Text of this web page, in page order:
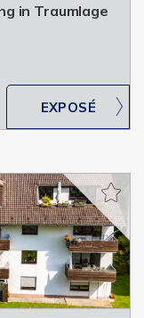
in Traumlage